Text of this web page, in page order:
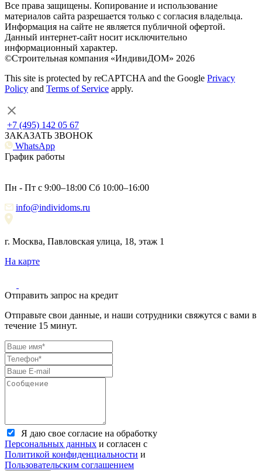
Все права защищены. Копирование и использование
материалов сайта разрешается только с согласия владельца.
Информация на сайте не является публичной офертой.
Данный интернет-сайт носит исключительно
информационный характер.
©Строительная компания «ИндивиДОМ» 2026
This site is protected by reCAPTCHA and the Google Privacy
Policy and Terms of Service apply.
+7 (495) 142 05 67
ЗАКАЗАТЬ ЗВОНОК
WhatsApp
График работы
Пн - Пт с 9:00–18:00 Сб 10:00–16:00
info@individoms.ru
г. Москва, Павловская улица, 18, этаж 1
На карте
Отправить запрос на кредит
Отправьте свои данные, и наши сотрудники свяжутся с вами в
течение 15 минут.
Я даю свое согласие на обработку
Персональных данных и согласен с
Политикой конфиденциальности и
Пользовательским соглашением